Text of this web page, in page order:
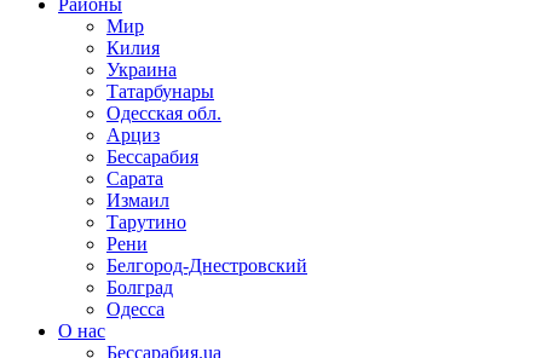
Районы
Мир
Килия
Украина
Татарбунары
Одесская обл.
Арциз
Бессарабия
Сарата
Измаил
Тарутино
Рени
Белгород-Днестровский
Болград
Одесса
О нас
Бессарабия.ua